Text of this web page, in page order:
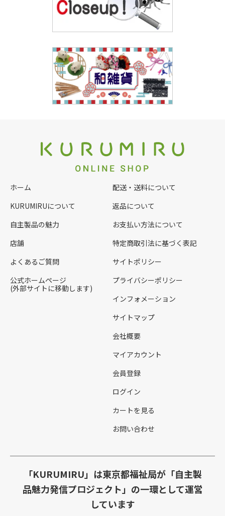
ホーム
KURUMIRUについて
自主製品の魅力
店舗
よくあるご質問
公式ホームページ
(外部サイトに移動します)
配送・送料について
返品について
お支払い方法について
特定商取引法に基づく表記
サイトポリシー
プライバシーポリシー
インフォメーション
サイトマップ
会社概要
マイアカウント
会員登録
ログイン
カートを見る
お問い合わせ
「KURUMIRU」は東京都福祉局が「自主製
品魅力発信プロジェクト」の一環として運営
しています